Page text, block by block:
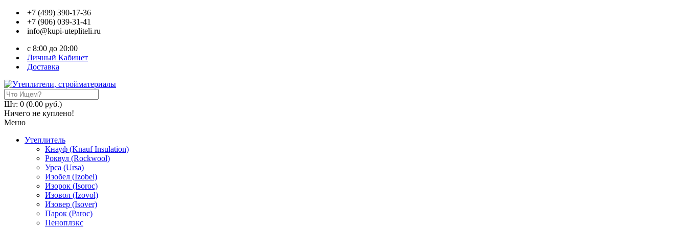
+7 (499) 390-17-36
+7 (906) 039-31-41
info@kupi-utepliteli.ru
c 8:00 до 20:00
Личный Кабинет
Доставка
Шт: 0 (0.00 руб.)
Ничего не куплено!
Меню
Утеплитель
Кнауф (Knauf Insulation)
Роквул (Rockwool)
Урса (Ursa)
Изобел (Izobel)
Изорок (Isoroc)
Изовол (Izovol)
Изовер (Isover)
Парок (Paroс)
Пеноплэкс